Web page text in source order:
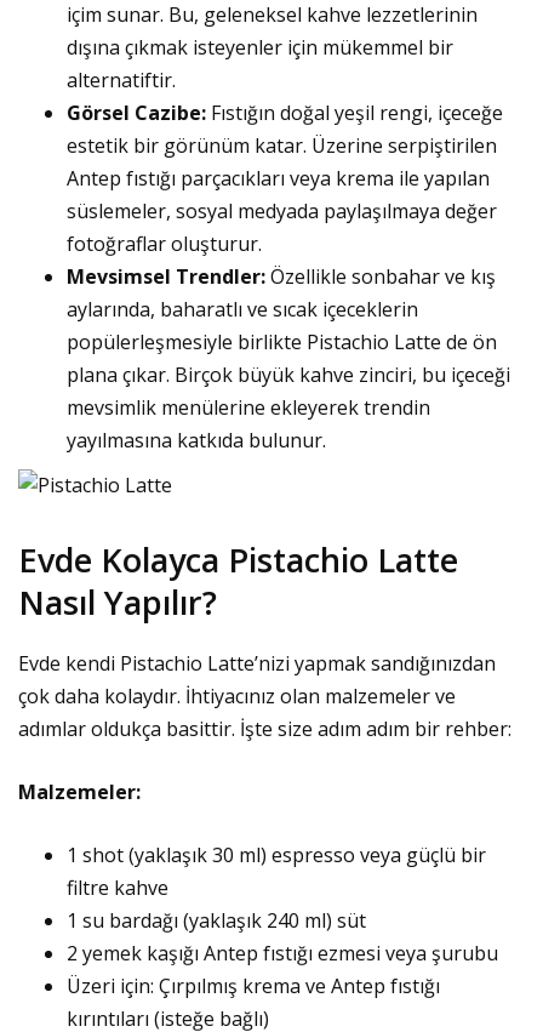
içim sunar. Bu, geleneksel kahve lezzetlerinin
dışına çıkmak isteyenler için mükemmel bir
alternatiftir.
Görsel Cazibe: Fıstığın doğal yeşil rengi, içeceğe
estetik bir görünüm katar. Üzerine serpiştirilen
Antep fıstığı parçacıkları veya krema ile yapılan
süslemeler, sosyal medyada paylaşılmaya değer
fotoğraflar oluşturur.
Mevsimsel Trendler:Özellikle sonbahar ve kış
aylarında, baharatlı ve sıcak içeceklerin
popülerleşmesiyle birlikte Pistachio Latte de ön
plana çıkar. Birçok büyük kahve zinciri, bu içeceği
mevsimlik menülerine ekleyerek trendin
yayılmasına katkıda bulunur.
Evde Kolayca Pistachio Latte
Nasıl Yapılır?
Evde kendi Pistachio Latte’nizi yapmak sandığınızdan
çok daha kolaydır. İhtiyacınız olan malzemeler ve
adımlar oldukça basittir. İşte size adım adım bir rehber:
Malzemeler:
1 shot (yaklaşık 30 ml) espresso veya güçlü bir
filtre kahve
1 su bardağı (yaklaşık 240 ml) süt
2 yemek kaşığı Antep fıstığı ezmesi veya şurubu
Üzeri için: Çırpılmış krema ve Antep fıstığı
kırıntıları (isteğe bağlı)